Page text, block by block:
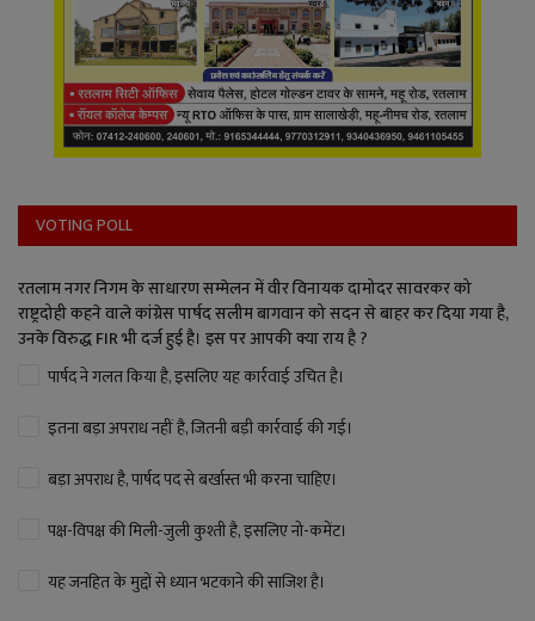
VOTING POLL
रतलाम नगर निगम के साधारण सम्मेलन में वीर विनायक दामोदर सावरकर को
राष्ट्रदोही कहने वाले कांग्रेस पार्षद सलीम बागवान को सदन से बाहर कर दिया गया है,
उनके विरुद्ध FIR भी दर्ज हुई है। इस पर आपकी क्या राय है ?
पार्षद ने गलत किया है, इसलिए यह कार्रवाई उचित है।
इतना बड़ा अपराध नहीं है, जितनी बड़ी कार्रवाई की गई।
बड़ा अपराध है, पार्षद पद से बर्खास्त भी करना चाहिए।
पक्ष-विपक्ष की मिली-जुली कुश्ती है, इसलिए नो-कमेंट।
यह जनहित के मुद्दों से ध्यान भटकाने की साजिश है।